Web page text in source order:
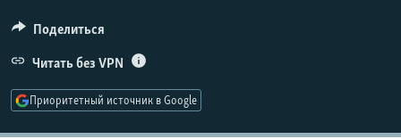
Поделиться
Читать без VPN
Приоритетный источник в Google